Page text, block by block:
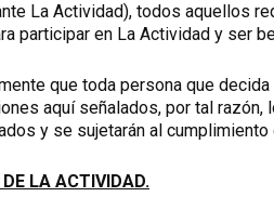
La Actividad), todos aquellos
participar en La Actividad y ser
que toda persona que
aquí señalados, por tal
y se sujetarán al
LA ACTIVIDAD.